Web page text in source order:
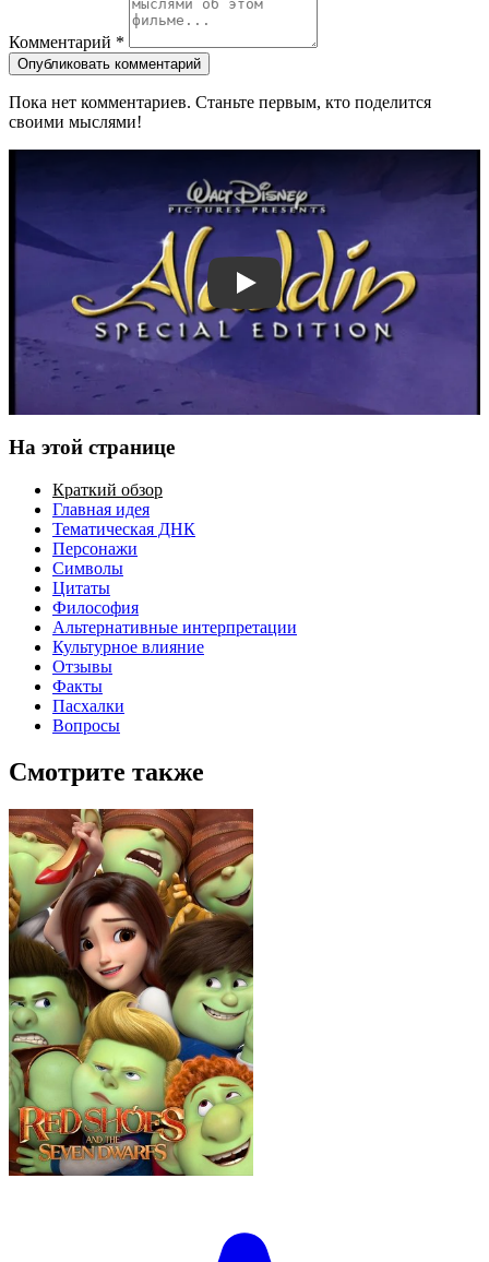
Комментарий *
Опубликовать комментарий
Пока нет комментариев. Станьте первым, кто поделится
своими мыслями!
Смотреть трейлер
На этой странице
Краткий обзор
Главная идея
Тематическая ДНК
Персонажи
Символы
Цитаты
Философия
Альтернативные интерпретации
Культурное влияние
Отзывы
Факты
Пасхалки
Вопросы
Смотрите также